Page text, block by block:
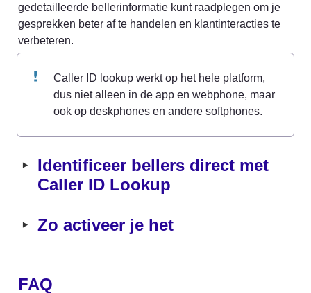
gedetailleerde bellerinformatie kunt raadplegen om je
gesprekken beter af te handelen en klantinteracties te
verbeteren.
Caller ID lookup werkt op het hele platform,
dus niet alleen in de app en webphone, maar
ook op deskphones en andere softphones.
‣ Identificeer bellers direct met
Caller ID Lookup
‣ Zo activeer je het
FAQ